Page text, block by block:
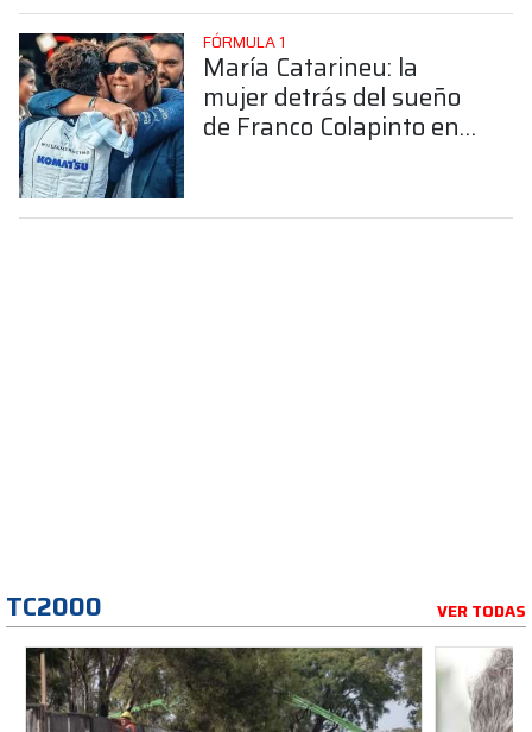
FÓRMULA 1
María Catarineu: la
mujer detrás del sueño
de Franco Colapinto en
TC2000 VER TODAS